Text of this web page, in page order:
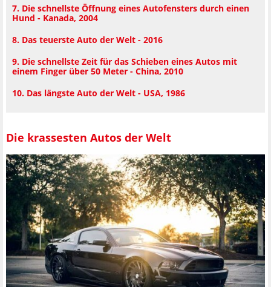
7. Die schnellste Öffnung eines Autofensters durch einen
Hund - Kanada, 2004
8. Das teuerste Auto der Welt - 2016
9. Die schnellste Zeit für das Schieben eines Autos mit
einem Finger über 50 Meter - China, 2010
10. Das längste Auto der Welt - USA, 1986
Die krassesten Autos der Welt